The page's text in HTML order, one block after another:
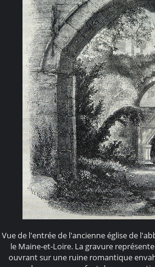
Vue de l'entrée de l'ancienne église de
le Maine-et-Loire. La gravure
ouvrant sur une ruine romantique